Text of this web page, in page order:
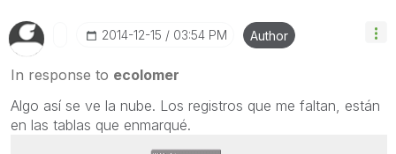
‎2014-12-15 03:54 PM Author
In response to ecolomer
Algo así se ve la nube. Los registros que me faltan, están
en las tablas que enmarqué.